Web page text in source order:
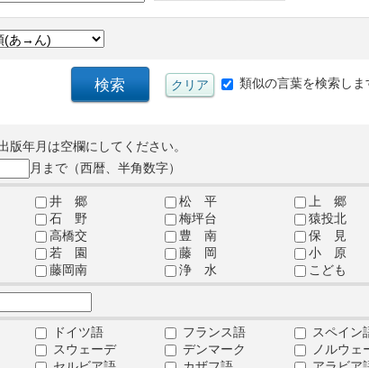
類似の言葉を検索しま
年月は空欄にしてください。
月まで（西暦、半角数字）
井 郷 松 平 上 郷
石 野 梅坪台 猿投北
高橋交 豊 南 保 見
若 園 藤 岡 小 原
藤岡南 浄 水 こども
ドイツ語 フランス語 スペイン
スウェーデ デンマーク ノルウェ